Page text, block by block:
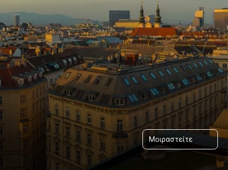
Μοιραστείτε